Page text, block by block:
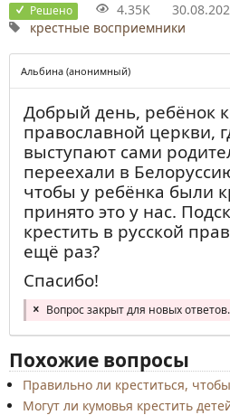
Решено 4.35K
крестные восприемники
Альбина (анонимный)
Добрый день, ребёнок
православной церкви,
выступают сами
переехали в
чтобы у ребёнка были
принято это у нас.
крестить в русской
ещё раз?
Спасибо!
Вопрос закрыт для новых ответов.
Похожие вопросы
Правильно ли креститься,
Могут ли кумовья крестить